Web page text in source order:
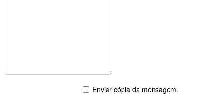
Enviar cópia da mensagem.